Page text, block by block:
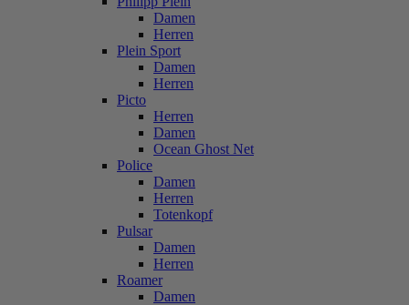
Damen
Herren
Plein Sport
Damen
Herren
Picto
Herren
Damen
Ocean Ghost Net
Police
Damen
Herren
Totenkopf
Pulsar
Damen
Herren
Roamer
Damen